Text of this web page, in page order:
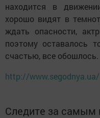
находится в
хорошо видят в
ждать опасности,
поэтому оставалось
счастью, все обошлось.
http://www.segodnya.ua/
Следите за